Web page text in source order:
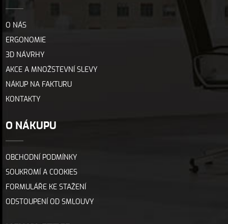
O NÁS
ERGONOMIE
3D NÁVRHY
AKCE A MNOŽSTEVNÍ SLEVY
NÁKUP NA FAKTURU
KONTAKTY
O NÁKUPU
OBCHODNÍ PODMÍNKY
SOUKROMÍ A COOKIES
FORMULÁŘE KE STAŽENÍ
ODSTOUPENÍ OD SMLOUVY